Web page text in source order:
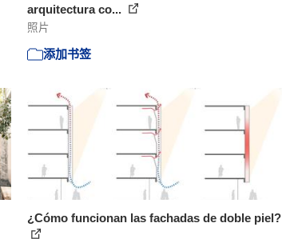
arquitectura co...
照片
添加书签
¿Cómo funcionan las fachadas de doble piel?